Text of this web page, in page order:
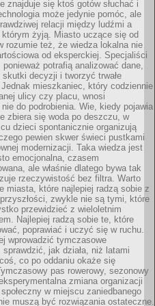
znajduje się ktoś gotów słuchać i
może jedynie pomóc, ale
relacji między ludźmi a
żyją. Miasto uczące się od
rozumie też, że wiedza lokalna nie
od eksperckiej. Specjaliści
potrafią analizować dane,
skutki decyzji i tworzyć trwałe
mieszkaniec, który codziennie
ulicy czy placu, wnosi
do podrobienia. Wie, kiedy pojawia
zbiera się woda po deszczu, w
dzieci spontanicznie organizują
pewien skwer świeci pustkami
modernizacji. Taka wiedza jest
emocjonalna, czasem
ale właśnie dlatego bywa tak
rzeczywistość bez filtra. Warto
miasta, które najlepiej radzą sobie z
zwykle nie są tymi, które
przewidzieć z wieloletnim
Najlepiej radzą sobie te, które
poprawiać i uczyć się w ruchu.
wprowadzić tymczasowe
sprawdzić, jak działa, niż latami
co po oddaniu okaże się
pas rowerowy, sezonowy
zmiana organizacji
w miejscu zaniedbanego
muszą być rozwiązania ostateczne.